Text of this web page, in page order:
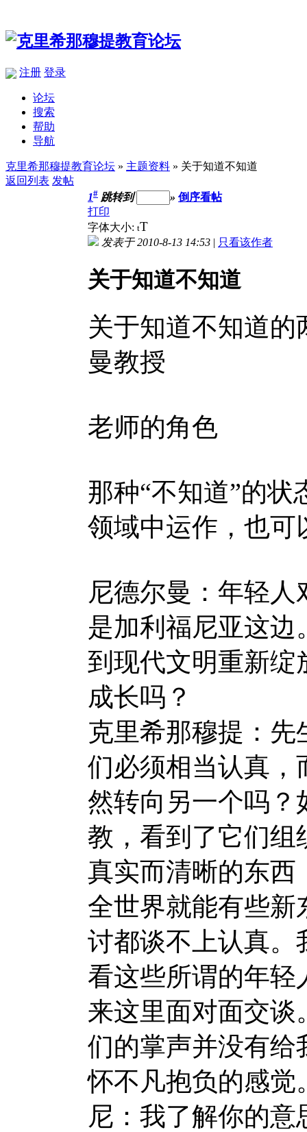
注册 登录
论坛
搜索
帮助
导航
克里希那穆提教育论坛 » 主题资料 » 关于知道不知道
返回列表 发帖
1# 跳转到 » 倒序看帖
打印
字体大小: tT
发表于 2010-8-13 14:53 | 只看该作者
关于知道不知道
关于知道不知道的
曼教授
老师的角色
那种“不知道”的
领域中运作，也可
尼德尔曼：年轻
是加利福尼亚这
到现代文明重新绽
成长吗？
克里希那穆提：
们必须相当认真，
然转向另一个吗？
教，看到了它们组
真实而清晰的东西
全世界就能有些新
讨都谈不上认真。
看这些所谓的年轻
来这里面对面交谈
们的掌声并没有给
怀不凡抱负的感觉
尼：我了解你的